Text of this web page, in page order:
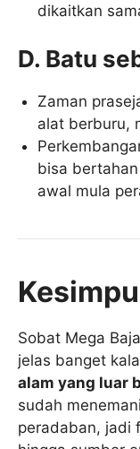
dikaitkan
D. Batu
Zaman
alat berburu,
bisa
awal mula
Sobat Mega
jelas banget
alam yang luar
sudah
peradaban, jadi